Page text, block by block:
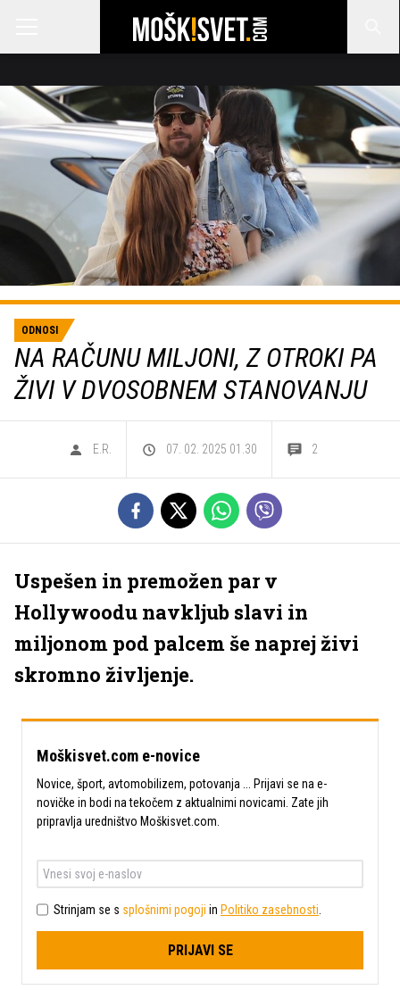
ODNOSI
NA RAČUNU MILJONI, Z OTROKI PA
ŽIVI V DVOSOBNEM STANOVANJU
E.R. 07. 02. 2025 01.30 2
Uspešen in premožen par v
Hollywoodu navkljub slavi in
miljonom pod palcem še naprej živi
skromno življenje.
Moškisvet.com e-novice
Novice, šport, avtomobilizem, potovanja ... Prijavi se na e-
novičke in bodi na tekočem z aktualnimi novicami. Zate jih
pripravlja uredništvo Moškisvet.com.
Strinjam se s splošnimi pogoji in Politiko zasebnosti
PRIJAVI SE